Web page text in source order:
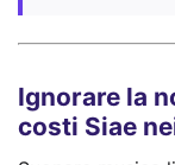
Ignorare la
costi Siae